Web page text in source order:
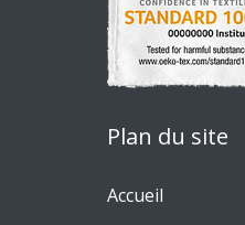
Plan du site
Accueil